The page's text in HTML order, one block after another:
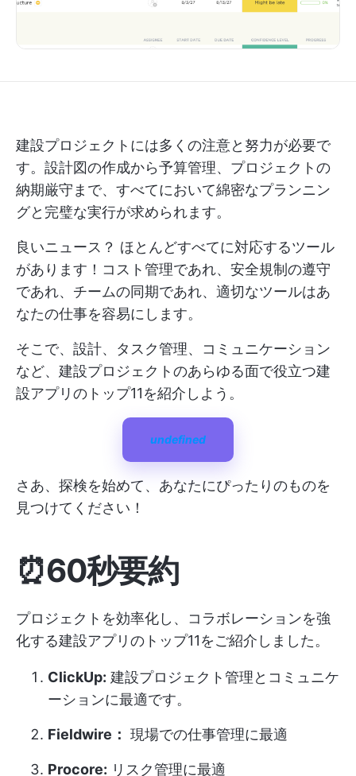
建設プロジェクトには多くの注意と努力が必要で
す。設計図の作成から予算管理、プロジェクトの
納期厳守まで、すべてにおいて綿密なプランニン
グと完璧な実行が求められます。
良いニュース？ ほとんどすべてに対応するツール
があります！コスト管理であれ、安全規制の遵守
であれ、チームの同期であれ、適切なツールはあ
なたの仕事を容易にします。
そこで、設計、タスク管理、コミュニケーション
など、建設プロジェクトのあらゆる面で役立つ建
設アプリのトップ11を紹介しよう。
undefined
さあ、探検を始めて、あなたにぴったりのものを
見つけてください！
⏰60秒要約
プロジェクトを効率化し、コラボレーションを強
化する建設アプリのトップ11をご紹介しました。
ClickUp: 建設プロジェクト管理とコミュニケ
ーションに最適です。
Fieldwire： 現場での仕事管理に最適
Procore: リスク管理に最適